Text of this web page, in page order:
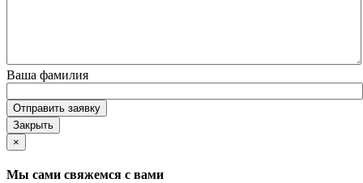
Ваша фамилия
Отправить заявку
Закрыть
×
Мы сами свяжемся с вами